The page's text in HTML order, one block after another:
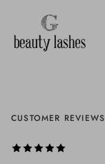
CUSTOMER REVIEWS